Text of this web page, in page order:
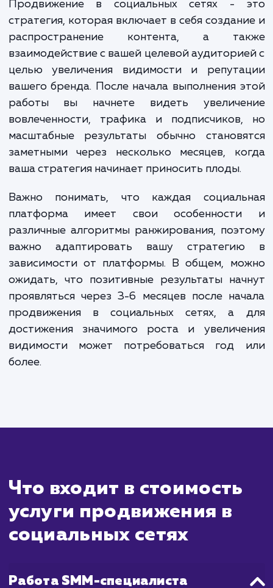
среднем, цены начинаются от 15 000 рублей в
для базового пакета услуг, который включает
разработку стратегии, управление социальными
медиа, создание и публикацию контента. Более
таргетированную рекламу, SEO-оптимизацию и
сложные элементы маркетинга, могут стоить от
000 до 50 000 рублей в месяц и выше.
Мы всегда стремимся предоставить нашим клиентам
наилучшую стоимость и гарантируем отличные
Давайте обсудим ваш проект и найдем лучшее решение
Сколько времени
ждать?
распространение контента, а
вашего бренда. После начала выполнения
вовлеченности, трафика и
масштабные результаты обычно
ваша стратегия начинает приносить плоды.